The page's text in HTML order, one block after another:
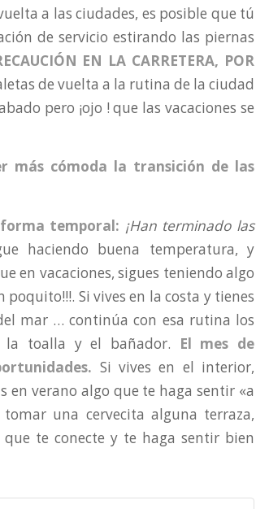
a las ciudades, es posible que tú
de servicio estirando las piernas
EN LA CARRETERA, POR
de vuelta a la rutina de la ciudad
pero ¡ojo ! que las vacaciones se
más cómoda la transición de las
temporal: ¡Han terminado las
haciendo buena temperatura, y
en vacaciones, sigues teniendo algo
Si vives en la costa y tienes
mar … continúa con esa rutina los
la toalla y el bañador. El mes de
Si vives en el interior,
verano algo que te haga sentir «a
una cervecita alguna terraza,
te conecte y te haga sentir bien